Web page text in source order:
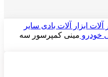
آلات ابزار آلات بادی سایر
خودرو مینی کمپرسور سه